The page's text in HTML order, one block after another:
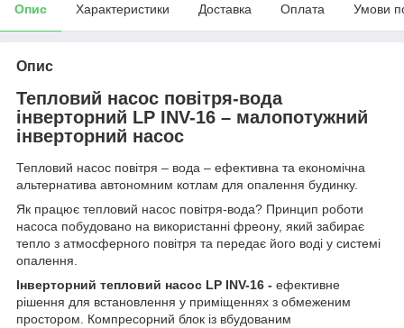
Опис Характеристики Доставка Оплата Умови
Опис
Тепловий насос повітря-вода
інверторний LP INV-16 – малопотужний
інверторний насос
Тепловий насос повітря – вода – ефективна та економічна
альтернатива автономним котлам для опалення будинку.
Як працює тепловий насос повітря-вода? Принцип роботи
насоса побудовано на використанні фреону, який забирає
тепло з атмосферного повітря та передає його воді у системі
опалення.
Інверторний тепловий насос LP INV-16 - ефективне
рішення для встановлення у приміщеннях з обмеженим
простором. Компресорний блок із вбудованим